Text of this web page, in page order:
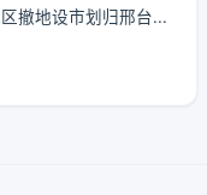
撤地设市划归邢台...